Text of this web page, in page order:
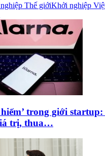
Thế giớiKhởi nghiệp
hiếm’ trong giới
trị, thua…